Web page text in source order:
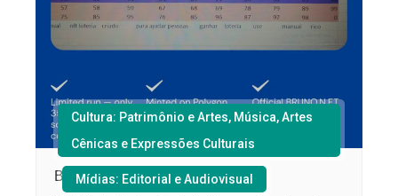
Cultura: Patrimônio e Artes, Música, Artes
Cênicas e Expressões Culturais
Mídias: Editorial e Audiovisual
Bruno Mateus Dos Reis Muniz